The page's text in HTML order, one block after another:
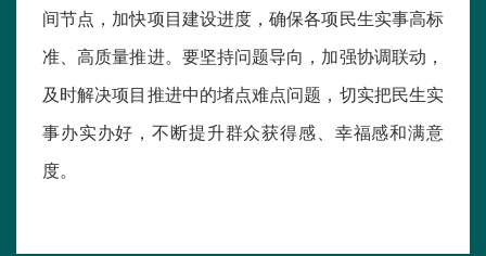
间节点，加快项目建设进度，确保各项民生实事高标
准、高质量推进。要坚持问题导向，加强协调联动，
及时解决项目推进中的堵点难点问题，切实把民生实
事办实办好，不断提升群众获得感、幸福感和满意
度。